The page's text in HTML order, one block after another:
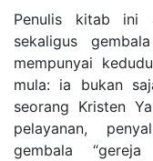
Penulis kitab ini
sekaligus
mempunyai
mula: ia bukan
seorang Kristen
pelayanan,
gembala